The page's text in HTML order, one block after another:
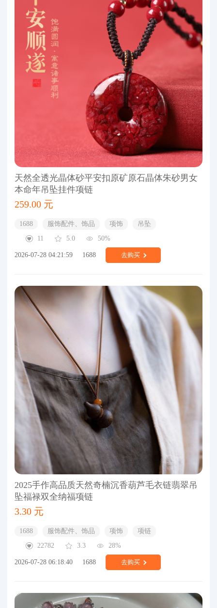
天然全透光晶体砂平安扣原矿原石晶体朱砂男女
本命年吊坠挂件项链
259.00 元
1688 服饰配件、饰品 项饰
吊坠
11
5.0 50%
2026-07-28 04:21:59 1688 去购买
2025手作高品质天然奇楠沉香葫芦毛衣链翡翠吊
坠福禄双全纳福项链
3.30 元
1688 服饰配件、饰品 项饰
项链
22782
3.3 28%
2026-07-28 06:18:40 1688 去购买